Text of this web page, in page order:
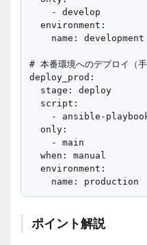
    - develop
  environment:
    name: development
# 本番環境へのデプロイ（手
deploy_prod:
  stage: deploy
  script:
- ansible-
  only:
    - main
  when: manual
  environment:
ポイント解説